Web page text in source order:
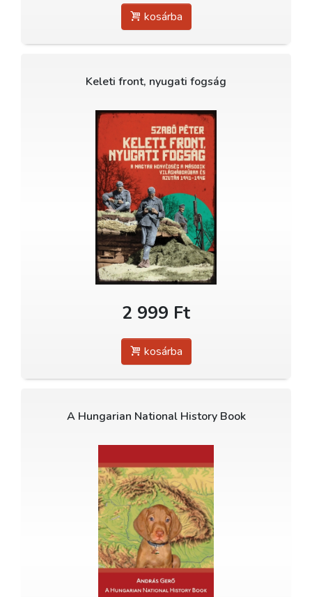
kosárba
Keleti front, nyugati fogság
2 999 Ft
kosárba
A Hungarian National History Book